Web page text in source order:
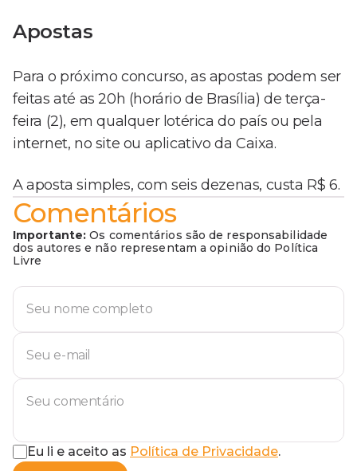
Apostas
Para o próximo concurso, as apostas podem ser
feitas até as 20h (horário de Brasília) de terça-
feira (2), em qualquer lotérica do país ou pela
internet, no site ou aplicativo da Caixa.
A aposta simples, com seis dezenas, custa R$ 6.
Comentários
Importante: Os comentários são de responsabilidade
dos autores e não representam a opinião do Política
Livre
Eu li e aceito as Política de Privacidade.